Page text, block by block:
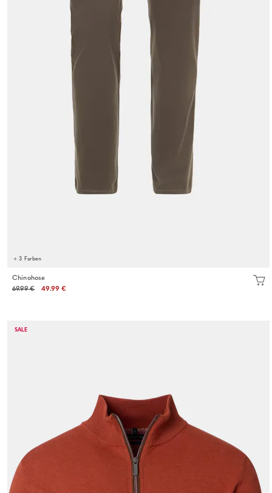
+ 3 Farben
Chinohose
69.99 €
49.99 €
SALE